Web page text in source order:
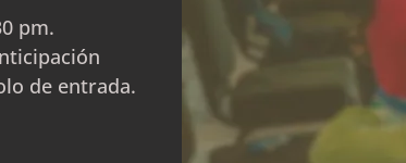
pm.
de entrada.